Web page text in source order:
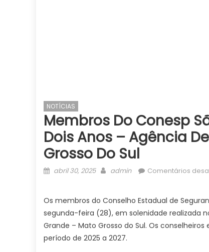
NOTÍCIAS
Membros Do Conesp
Dois Anos – Agência
Grosso Do Sul
Posted
abril 30, 2025 Author
admin Comentários
Os membros do Conselho Estadual de
segunda-feira (28), em solenidade realizada
Grande – Mato Grosso do Sul. Os
período de 2025 a 2027.